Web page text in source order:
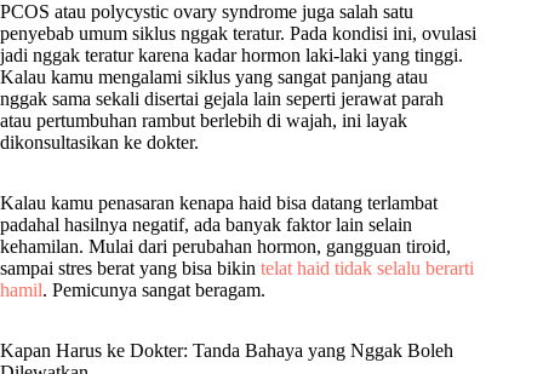
PCOS atau polycystic ovary syndrome juga salah satu
penyebab umum siklus nggak teratur. Pada kondisi ini, ovulasi
jadi nggak teratur karena kadar hormon laki-laki yang tinggi.
Kalau kamu mengalami siklus yang sangat panjang atau
nggak sama sekali disertai gejala lain seperti jerawat parah
atau pertumbuhan rambut berlebih di wajah, ini layak
dikonsultasikan ke dokter.
Kalau kamu penasaran kenapa haid bisa datang terlambat
padahal hasilnya negatif, ada banyak faktor lain selain
kehamilan. Mulai dari perubahan hormon, gangguan tiroid,
sampai stres berat yang bisa bikin telat haid tidak selalu berarti
hamil. Pemicunya sangat beragam.
Kapan Harus ke Dokter: Tanda Bahaya yang Nggak Boleh